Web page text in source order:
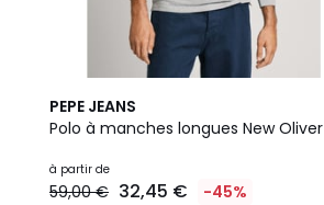
PEPE JEANS
Polo à manches longues New Oliver
à partir de
59,00 € 32,45 € -45%
6
Couleurs